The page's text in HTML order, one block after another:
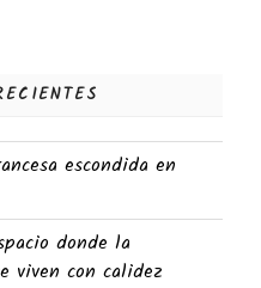
escondida en
donde la
viven con calidez